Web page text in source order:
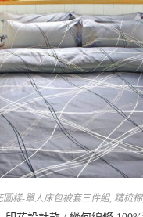
圖樣-單人床包被套三件組, 精梳棉,